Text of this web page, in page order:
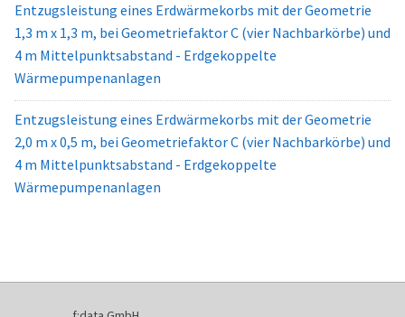
Entzugsleistung eines Erdwärmekorbs mit der Geometrie
1,3 m x 1,3 m, bei Geometriefaktor C (vier Nachbarkörbe) und
4 m Mittelpunktsabstand - Erdgekoppelte
Wärmepumpenanlagen
Entzugsleistung eines Erdwärmekorbs mit der Geometrie
2,0 m x 0,5 m, bei Geometriefaktor C (vier Nachbarkörbe) und
4 m Mittelpunktsabstand - Erdgekoppelte
Wärmepumpenanlagen